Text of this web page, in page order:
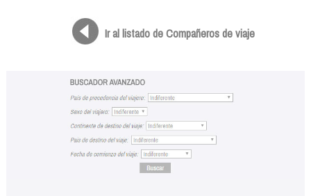
Ir al listado de Compañeros de viaje